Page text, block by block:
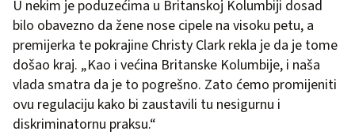
U nekim je poduzećima u Britanskoj Kolumbiji dosad
bilo obavezno da žene nose cipele na visoku petu, a
premijerka te pokrajine Christy Clark rekla je da je tome
došao kraj. „Kao i većina Britanske Kolumbije, i naša
vlada smatra da je to pogrešno. Zato ćemo promijeniti
ovu regulaciju kako bi zaustavili tu nesigurnu i
diskriminatornu praksu.“